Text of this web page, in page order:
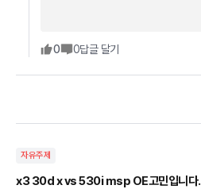
0 0답글 달기
자유주제
x3 30d x vs 530i msp OE고민입니다.